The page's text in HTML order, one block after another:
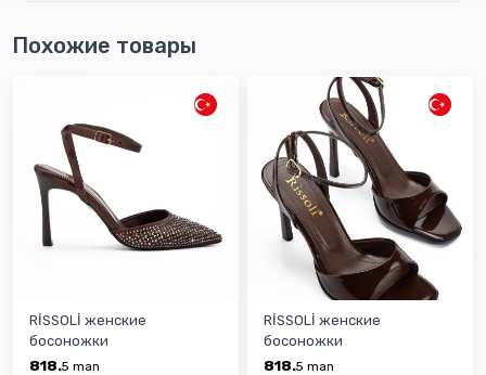
Похожие товары
RİSSOLİ женские
босоножки
818.5 man
RİSSOLİ женские
босоножки
818.5 man